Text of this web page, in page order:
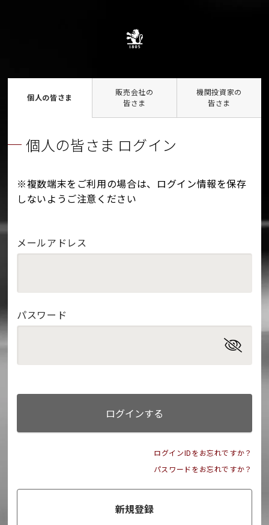
個人の皆さま
販売会社の
皆さま
機関投資家の
皆さま
個人の皆さま ログイン
※複数端末をご利用の場合は、ログイン情報を保存
しないようご注意ください
メールアドレス
パスワード
ログインする
ログインIDをお忘れですか？
パスワードをお忘れですか？
新規登録